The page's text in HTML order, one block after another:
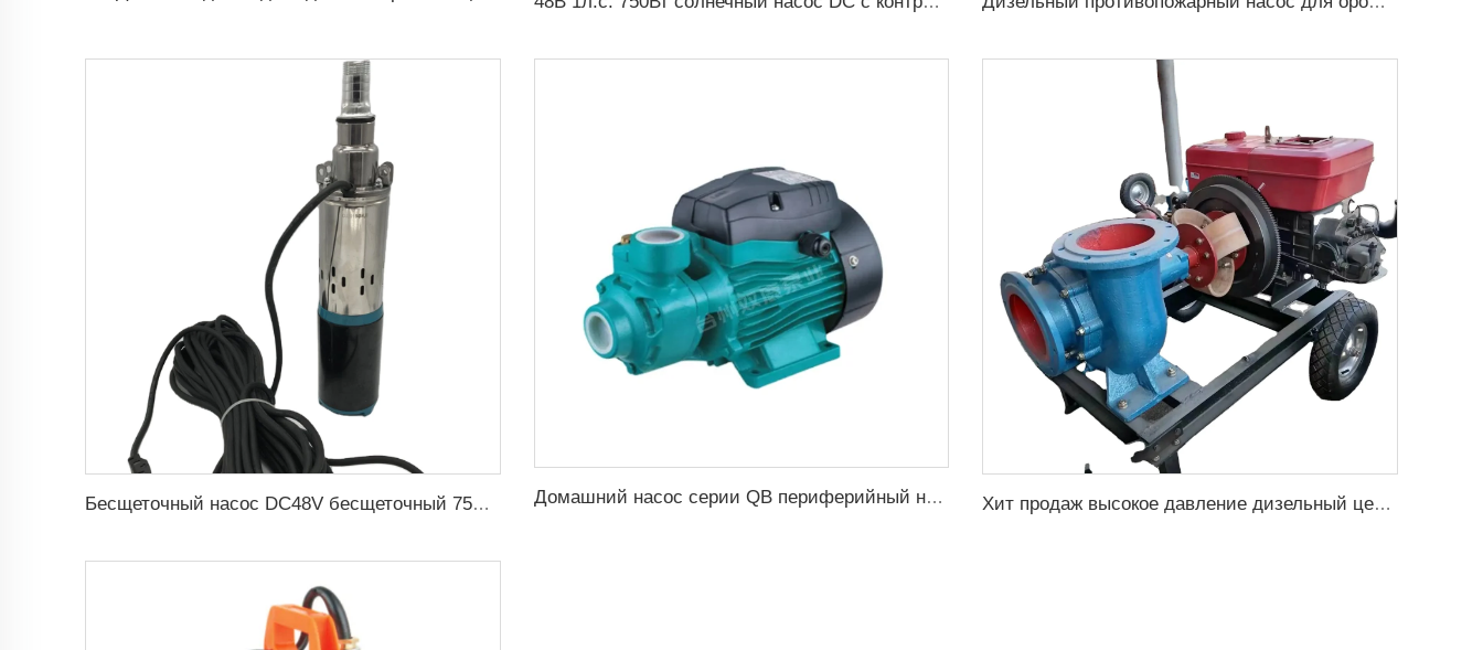
Бесщеточный насос DC48V бесщеточный 75м головка погружной солнечный винтовой водяной насос для орошения в сельском хозяйстве Домашний насос серии QB периферийный насос 0.37кВт 0.5л.с. QB60 электрический вихревой насос для повышения давления воды цена Хит продаж высокое давление дизельный центробежный насос для орошения в сельском хозяйстве